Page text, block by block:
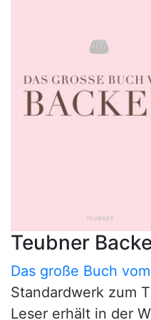
Teubner
Das große Buch
Standardwerk zum
Leser erhält in der